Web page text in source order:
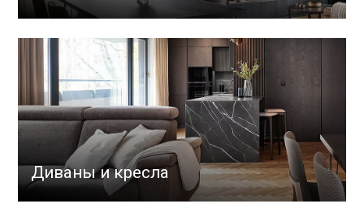
Диваны и кресла